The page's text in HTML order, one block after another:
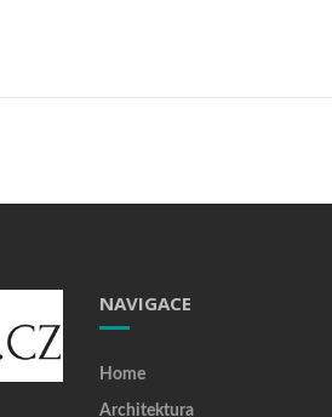
NAVIGACE
Home
Architektura